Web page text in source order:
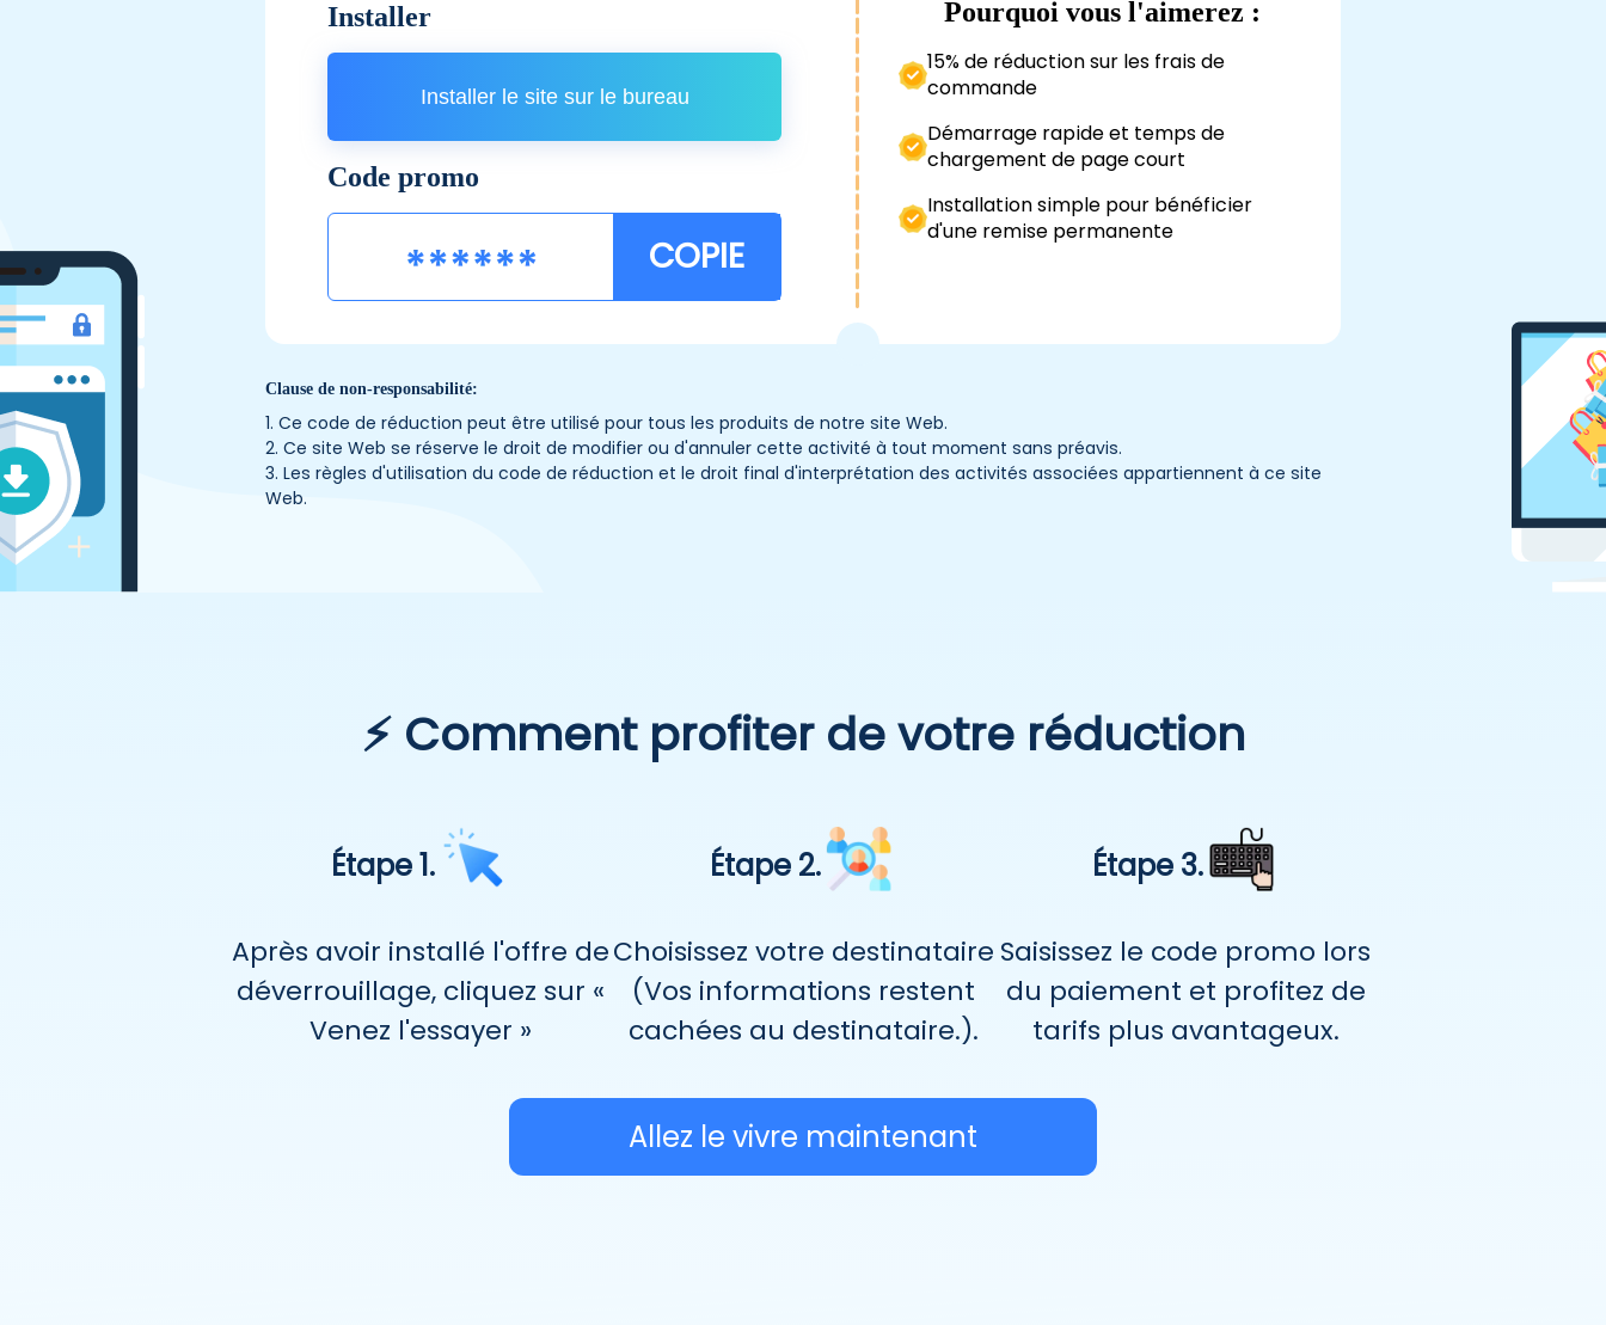
Installer
Installer le site sur le bureau
Code promo
COPIE
Pourquoi vous l'aimerez :
15% de réduction sur les frais de
commande
Démarrage rapide et temps de
chargement de page court
Installation simple pour bénéficier
d'une remise permanente
Clause de non-responsabilité:
1. Ce code de réduction peut être utilisé pour tous les produits de notre site Web.
2. Ce site Web se réserve le droit de modifier ou d'annuler cette activité à tout moment sans préavis.
3. Les règles d'utilisation du code de réduction et le droit final d'interprétation des activités associées appartiennent à ce site
Web.
⚡ Comment profiter de votre réduction
Étape 1.
Après avoir installé l'offre de
déverrouillage, cliquez sur «
Venez l'essayer »
Étape 2.
Choisissez votre destinataire
(Vos informations restent
cachées au destinataire.).
Étape 3.
Saisissez le code promo lors
du paiement et profitez de
tarifs plus avantageux.
Allez le vivre maintenant